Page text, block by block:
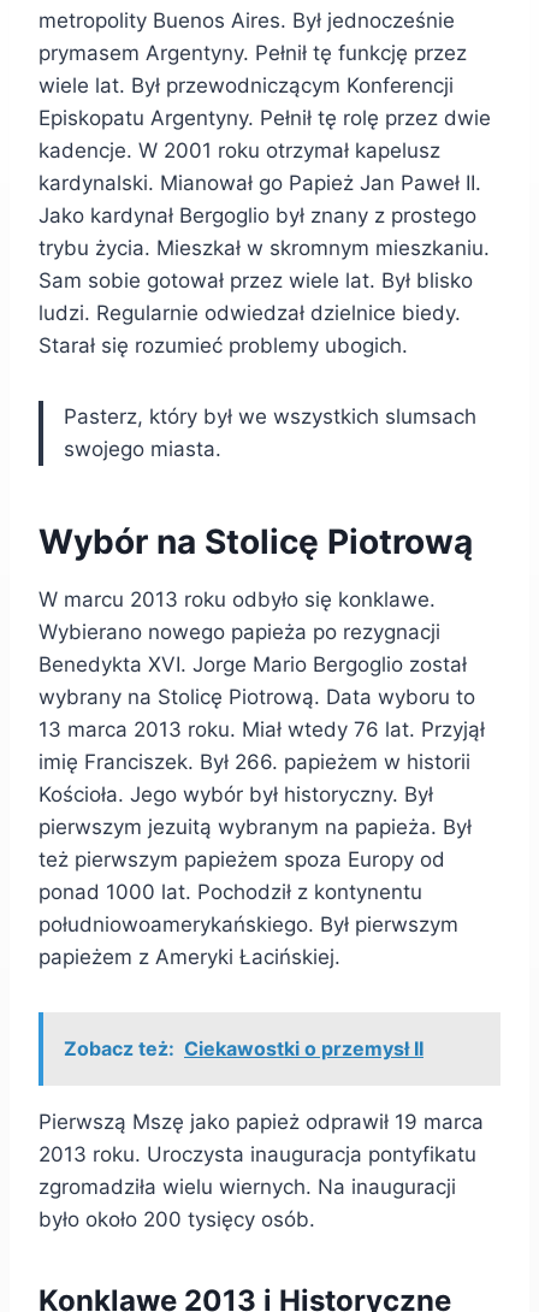
metropolity Buenos Aires. Był jednocześnie
prymasem Argentyny. Pełnił tę funkcję przez
wiele lat. Był przewodniczącym Konferencji
Episkopatu Argentyny. Pełnił tę rolę przez dwie
kadencje. W 2001 roku otrzymał kapelusz
kardynalski. Mianował go Papież Jan Paweł II.
Jako kardynał Bergoglio był znany z prostego
trybu życia. Mieszkał w skromnym mieszkaniu.
Sam sobie gotował przez wiele lat. Był blisko
ludzi. Regularnie odwiedzał dzielnice biedy.
Starał się rozumieć problemy ubogich.
Pasterz, który był we wszystkich slumsach
swojego miasta.
Wybór na Stolicę Piotrową
W marcu 2013 roku odbyło się konklawe.
Wybierano nowego papieża po rezygnacji
Benedykta XVI. Jorge Mario Bergoglio został
wybrany na Stolicę Piotrową. Data wyboru to
13 marca 2013 roku. Miał wtedy 76 lat. Przyjął
imię Franciszek. Był 266. papieżem w historii
Kościoła. Jego wybór był historyczny. Był
pierwszym jezuitą wybranym na papieża. Był
też pierwszym papieżem spoza Europy od
ponad 1000 lat. Pochodził z kontynentu
południowoamerykańskiego. Był pierwszym
papieżem z Ameryki Łacińskiej.
Zobacz też: Ciekawostki o przemysł II
Pierwszą Mszę jako papież odprawił 19 marca
2013 roku. Uroczysta inauguracja pontyfikatu
zgromadziła wielu wiernych. Na inauguracji
było około 200 tysięcy osób.
Konklawe 2013 i Historyczne